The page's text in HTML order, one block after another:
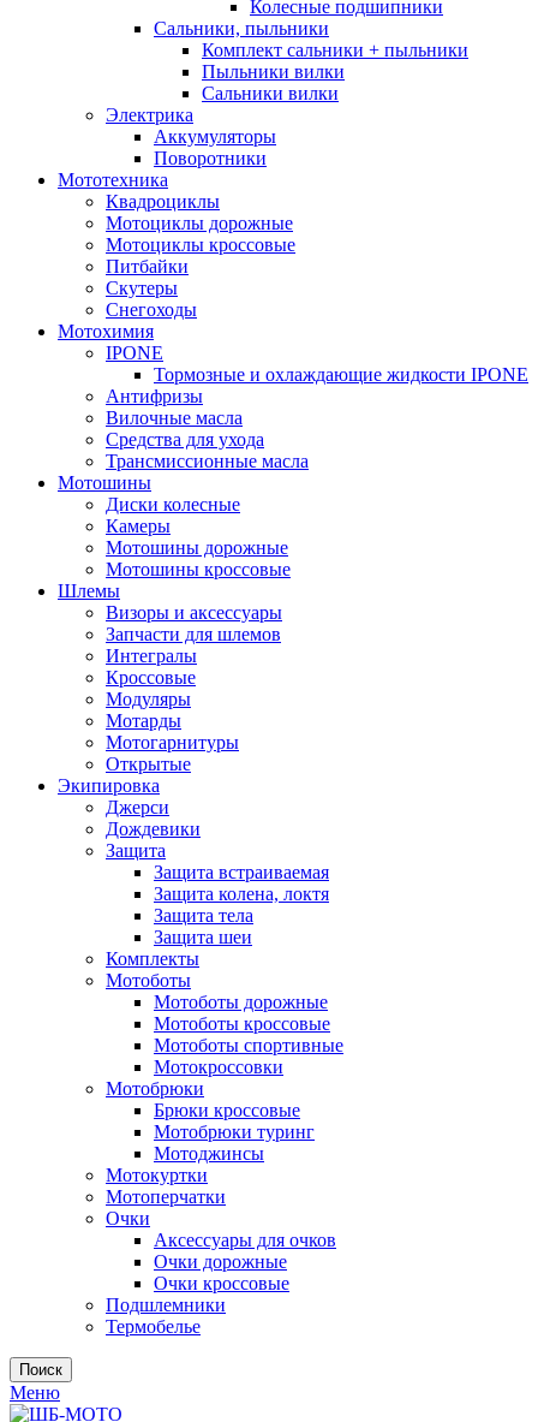
Колесные подшипники
Сальники, пыльники
Комплект сальники + пыльники
Пыльники вилки
Сальники вилки
Электрика
Аккумуляторы
Поворотники
Мототехника
Квадроциклы
Мотоциклы дорожные
Мотоциклы кроссовые
Питбайки
Скутеры
Снегоходы
Мотохимия
IPONE
Тормозные и охлаждающие жидкости IPONE
Антифризы
Вилочные масла
Средства для ухода
Трансмиссионные масла
Мотошины
Диски колесные
Камеры
Мотошины дорожные
Мотошины кроссовые
Шлемы
Визоры и аксессуары
Запчасти для шлемов
Интегралы
Кроссовые
Модуляры
Мотарды
Мотогарнитуры
Открытые
Экипировка
Джерси
Дождевики
Защита
Защита встраиваемая
Защита колена, локтя
Защита тела
Защита шеи
Комплекты
Мотоботы
Мотоботы дорожные
Мотоботы кроссовые
Мотоботы спортивные
Мотокроссовки
Мотобрюки
Брюки кроссовые
Мотобрюки туринг
Мотоджинсы
Мотокуртки
Мотоперчатки
Очки
Аксессуары для очков
Очки дорожные
Очки кроссовые
Подшлемники
Термобелье
Поиск
Меню